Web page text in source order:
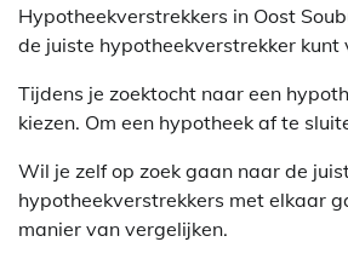
Hypotheekverstrekkers in Oost
de juiste hypotheekverstrekker kunt
Tijdens je zoektocht naar een
kiezen. Om een hypotheek af te
Wil je zelf op zoek gaan naar de
hypotheekverstrekkers met elkaar
manier van vergelijken.